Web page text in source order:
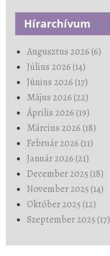
Hírarchívum
Augusztus 2026 (6)
Július 2026 (14)
Június 2026 (17)
Május 2026 (22)
Április 2026 (19)
Március 2026 (18)
Február 2026 (11)
Január 2026 (21)
December 2025 (18)
November 2025 (14)
Október 2025 (12)
Szeptember 2025 (17)